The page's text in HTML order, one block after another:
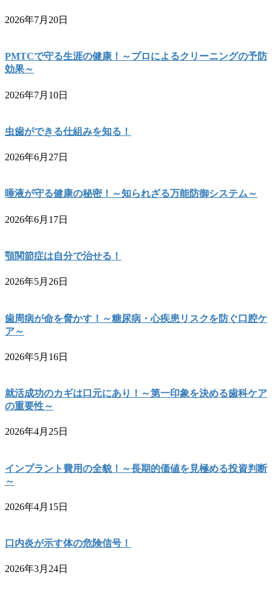
2026年7月20日
PMTCで守る生涯の健康！～プロによるクリーニングの予防
効果～
2026年7月10日
虫歯ができる仕組みを知る！
2026年6月27日
唾液が守る健康の秘密！～知られざる万能防御システム～
2026年6月17日
顎関節症は自分で治せる！
2026年5月26日
歯周病が命を脅かす！～糖尿病・心疾患リスクを防ぐ口腔ケ
ア～
2026年5月16日
就活成功のカギは口元にあり！～第一印象を決める歯科ケア
の重要性～
2026年4月25日
インプラント費用の全貌！～長期的価値を見極める投資判断
～
2026年4月15日
口内炎が示す体の危険信号！
2026年3月24日